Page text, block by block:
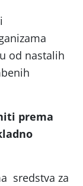
od nastalih
prema
sredstva za